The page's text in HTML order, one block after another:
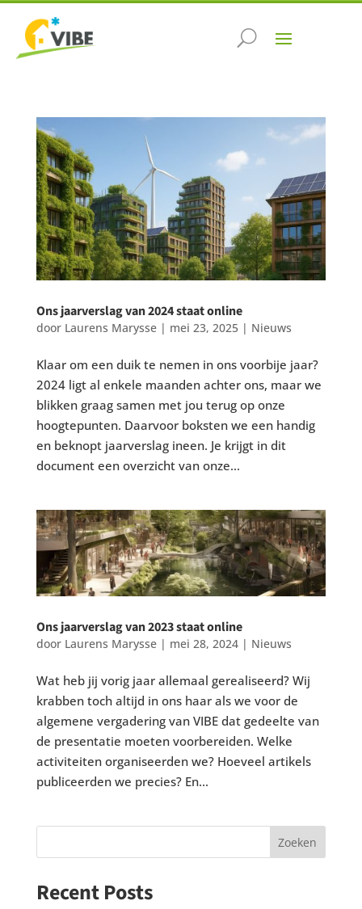
Ons jaarverslag van 2024 staat online
door Laurens Marysse| mei 23, 2025| Nieuws
Klaar om een duik te nemen in ons voorbije jaar?
2024 ligt al enkele maanden achter ons, maar we
blikken graag samen met jou terug op onze
hoogtepunten. Daarvoor boksten we een handig
en beknopt jaarverslag ineen. Je krijgt in dit
document een overzicht van onze...
Ons jaarverslag van 2023 staat online
door Laurens Marysse| mei 28, 2024| Nieuws
Wat heb jij vorig jaar allemaal gerealiseerd? Wij
krabben toch altijd in ons haar als we voor de
algemene vergadering van VIBE dat gedeelte van
de presentatie moeten voorbereiden. Welke
activiteiten organiseerden we? Hoeveel artikels
publiceerden we precies? En...
Zoeken
Recent Posts